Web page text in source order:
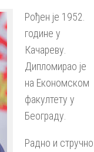
Рођен је 1952.
године у
Качареву.
Дипломирао је
на Економском
факултету у
Београду.
Радно и стручно